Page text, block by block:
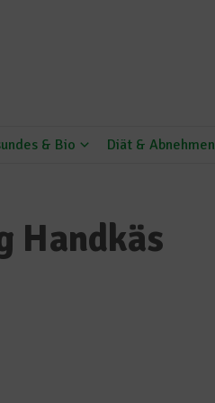
& Bio Diät & Abnehmen
Handkäs